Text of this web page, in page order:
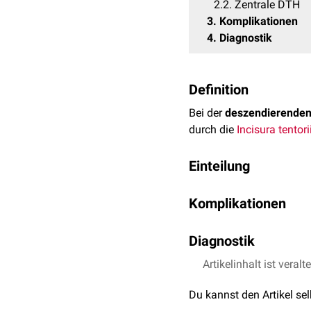
2.2 Zentrale DTH
3 Komplikationen
4 Diagnostik
Definition
Bei der
durch die Incisura tentorii
Einteilung
folgende Formen, die
Laterale DTH
Eine DTH entsteht
Richtung derCisterna
Komplikationen
kann der hernierte
Posteriorinfarkt des
entsteht. Die
Diagnostik
Eine DTH wird mittels
Artikelinhalt ist
Du kannst den Artikel